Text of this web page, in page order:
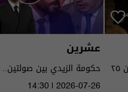
اسرار الفلك مع جاكلين عقيقي | من ٢٥
عشرين
حكومة الزيدي بين
14:30 | 2026-07-26